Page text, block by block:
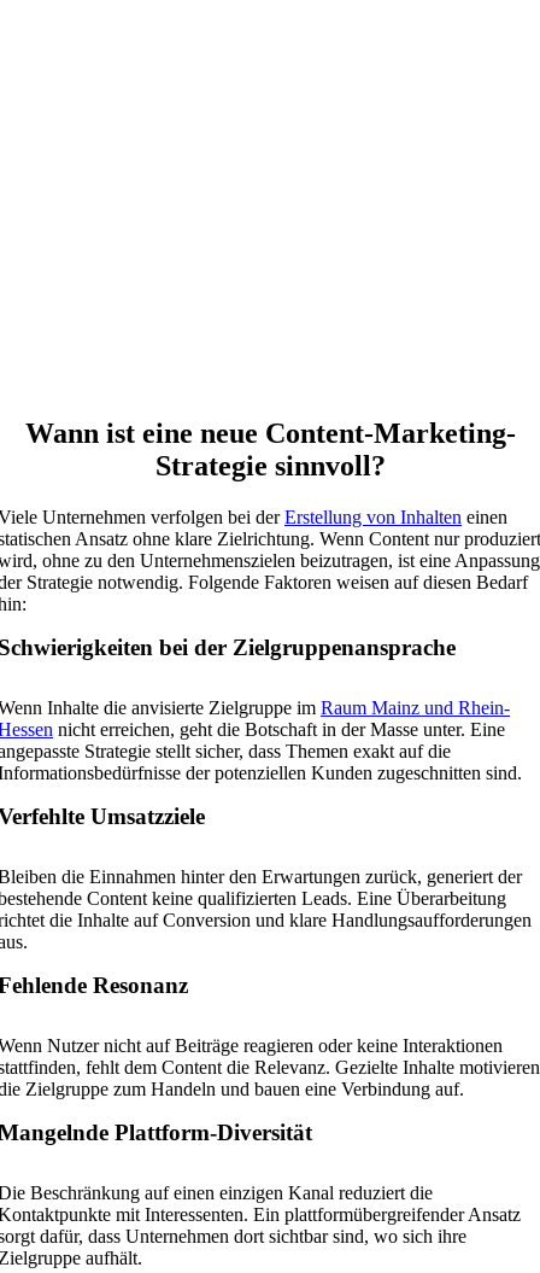
Wann ist eine neue Content-Marketing-
Strategie sinnvoll?
Unternehmen verfolgen bei derErstellung von Inhalten einen
Ansatz ohne klare Zielrichtung. Wenn Content nur produziert
ohne zu den Unternehmenszielen beizutragen, ist eine Anpassung
Strategie notwendig. Folgende Faktoren weisen auf diesen Bedarf
bei der Zielgruppenansprache
Inhalte die anvisierte Zielgruppe im Raum Mainz und Rhein-
nicht erreichen, geht die Botschaft in der Masse unter. Eine
Strategie stellt sicher, dass Themen exakt auf die
der potenziellen Kunden zugeschnitten sind.
Umsatzziele
die Einnahmen hinter den Erwartungen zurück, generiert der
Content keine qualifizierten Leads. Eine Überarbeitung
die Inhalte auf Conversion und klare Handlungsaufforderungen
Resonanz
Nutzer nicht auf Beiträge reagieren oder keine Interaktionen
fehlt dem Content die Relevanz. Gezielte Inhalte motivieren
Zielgruppe zum Handeln und bauen eine Verbindung auf.
Plattform-Diversität
Beschränkung auf einen einzigen Kanal reduziert die
mit Interessenten. Ein plattformübergreifender Ansatz
dafür, dass Unternehmen dort sichtbar sind, wo sich ihre
aufhält.